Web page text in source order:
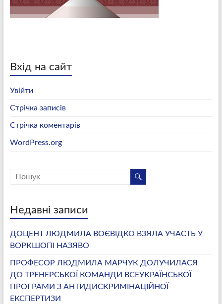
Вхід на сайт
Увійти
Стрічка записів
Стрічка коментарів
WordPress.org
Недавні записи
ДОЦЕНТ ЛЮДМИЛА ВОЄВІДКО ВЗЯЛА УЧАСТЬ У
ВОРКШОПІ НАЗЯВО
ПРОФЕСОР ЛЮДМИЛА МАРЧУК ДОЛУЧИЛАСЯ
ДО ТРЕНЕРСЬКОЇ КОМАНДИ ВСЕУКРАЇНСЬКОЇ
ПРОГРАМИ З АНТИДИСКРИМІНАЦІЙНОЇ
ЕКСПЕРТИЗИ